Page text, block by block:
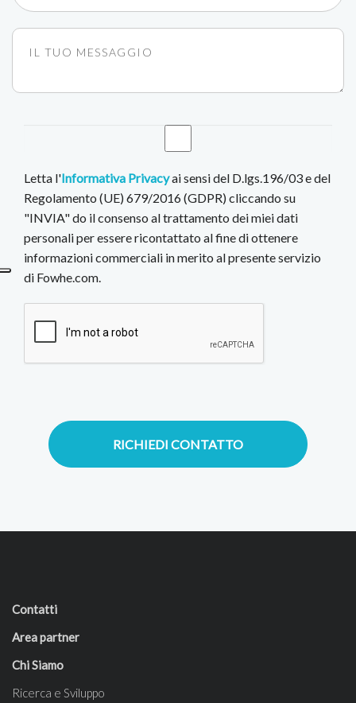
Letta l'Informativa Privacyai sensi del D.lgs.196/03 e del
Regolamento (UE) 679/2016 (GDPR) cliccando su
"INVIA" do il consenso al trattamento dei miei dati
personali per essere ricontattato al fine di ottenere
informazioni commerciali in merito al presente servizio
di Fowhe.com.
RICHIEDI CONTATTO
Contatti
Area partner
Chi Siamo
Ricerca e Sviluppo